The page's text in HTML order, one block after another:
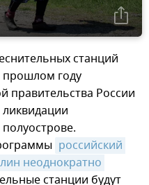
станций
прошлом году
правительства России
российский
неоднократно
станции будут